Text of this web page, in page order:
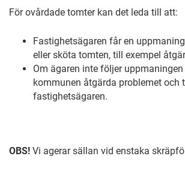
För ovårdade tomter kan det leda till att:
Fastighetsägaren får en uppmaning
eller sköta tomten, till exempel
Om ägaren inte följer uppmaningen
kommunen åtgärda problemet och
fastighetsägaren.
OBS! Vi agerar sällan vid enstaka